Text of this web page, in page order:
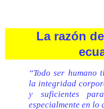
La razón
“Todo ser humano
la integridad
y suficientes
especialmente en lo